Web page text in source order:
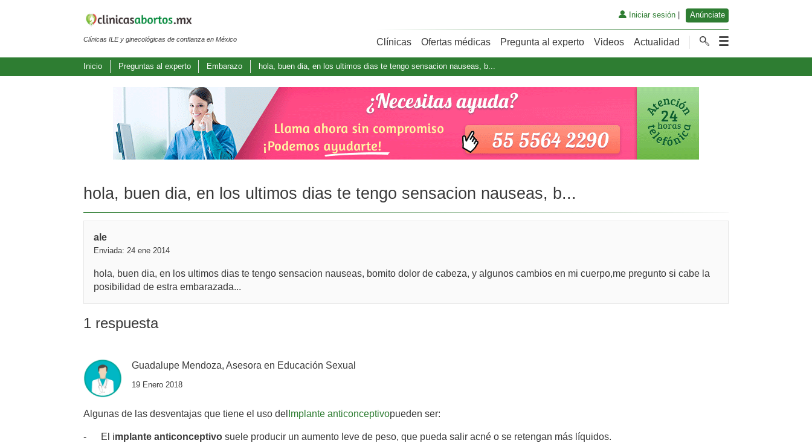
Clínicas ILE y ginecológicas de confianza en México
Iniciar sesión| Anúnciate
Clínicas Ofertas médicas Pregunta al experto Videos Actualidad
Inicio Preguntas al experto Embarazo hola, buen dia, en los ultimos dias te tengo sensacion nauseas, b...
hola, buen dia, en los ultimos dias te tengo sensacion nauseas, b...
ale
Enviada: 24 ene 2014
hola, buen dia, en los ultimos dias te tengo sensacion nauseas, bomito dolor de cabeza, y algunos cambios en mi cuerpo,me pregunto si cabe la
posibilidad de estra embarazada...
1 respuesta
Guadalupe Mendoza, Asesora en Educación Sexual
19 Enero 2018
Algunas de las desventajas que tiene el uso del Implante anticonceptivopueden ser:
- El implante anticonceptivo suele producir un aumento leve de peso, que pueda salir acné o se retengan más líquidos.